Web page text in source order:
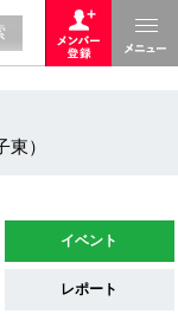
）
イベント
レポート